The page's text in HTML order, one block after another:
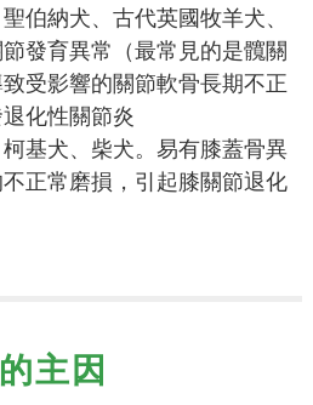
伯納犬、古代英國牧羊犬、
發育異常（最常見的是髖關
受影響的關節軟骨長期不正
化性關節炎
基犬、柴犬。易有膝蓋骨異
正常磨損，引起膝關節退化
主因